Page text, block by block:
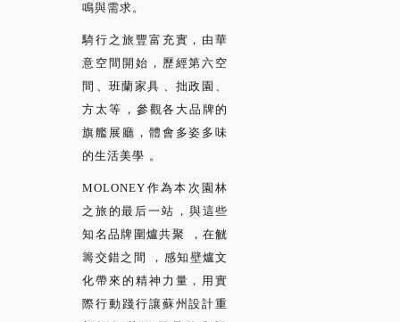
鳴與需求。
騎行之旅豐富充實，由華
意空間開始，歷經第六空
間、班蘭家具、拙政園、
方太等，參觀各大品牌的
旗艦展廳，體會多姿多味
的生活美學。
MOLONEY作為本次園林
之旅的最后一站，與這些
知名品牌圍爐共聚，在觥
籌交錯之間，感知壁爐文
化帶來的精神力量，用實
際行動踐行讓蘇州設計重